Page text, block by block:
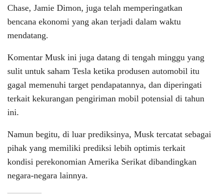
Chase, Jamie Dimon, juga telah memperingatkan
bencana ekonomi yang akan terjadi dalam waktu
mendatang.
Komentar Musk ini juga datang di tengah minggu yang
sulit untuk saham Tesla ketika produsen automobil itu
gagal memenuhi target pendapatannya, dan diperingati
terkait kekurangan pengiriman mobil potensial di tahun
ini.
Namun begitu, di luar prediksinya, Musk tercatat sebagai
pihak yang memiliki prediksi lebih optimis terkait
kondisi perekonomian Amerika Serikat dibandingkan
negara-negara lainnya.